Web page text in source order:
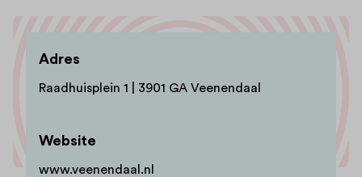
Adres
Raadhuisplein 1 | 3901 GA Veenendaal
Website
www.veenendaal.nl